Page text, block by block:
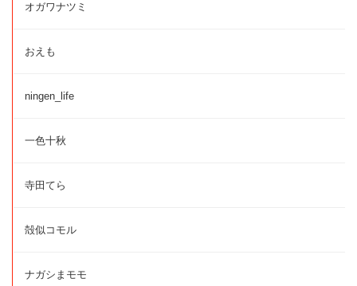
オガワナツミ
おえも
ningen_life
一色十秋
寺田てら
殻似コモル
ナガシまモモ